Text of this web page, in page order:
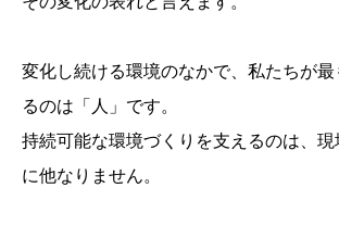
変化し続ける環境のなかで、私たちが
るのは「人」です。
持続可能な環境づくりを支えるのは、現
に他なりません。